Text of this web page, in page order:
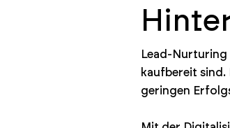
Lead-Nurturing
kaufbereit
geringen